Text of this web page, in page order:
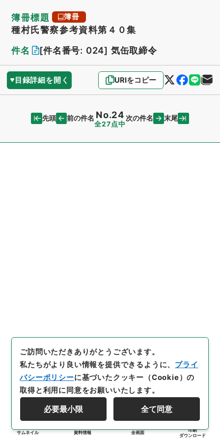
簿冊標題 簿冊
種村氏警察参考資料第４０集
件名
[件名番号: 024] 気缶取締令
目録詳細を開く URIをコピー
先頭 前の件名 No.24
全27点中
次の件名 末尾
サムネイル 資料情報 全画面
印刷
ダウンロード
ご訪問いただきありがとうございます。
私たちがより良い情報を提供できるように、 プライ
バシーポリシーに基づいたクッキー（Cookie）の
取得と利用に同意をお願いいたします。
必要最小限 全て同意